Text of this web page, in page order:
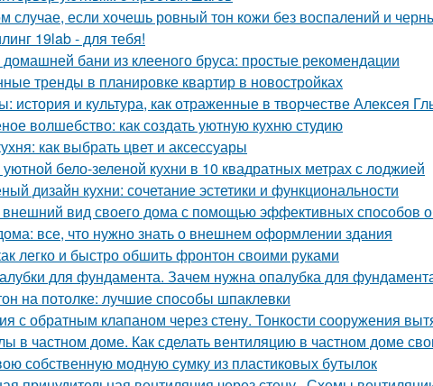
случае, если хочешь ровный тон кожи без воспалений и
19lab - для тебя!
бани из клееного бруса: простые рекомендации
тренды в планировке квартир в новостройках
история и культура, как отраженные в творчестве Алексея
волшебство: как создать уютную кухню студию
как выбрать цвет и аксессуары
бело-зеленой кухни в 10 квадратных метрах с лоджией
дизайн кухни: сочетание эстетики и функциональности
вид своего дома с помощью эффективных способов
все, что нужно знать о внешнем оформлении здания
легко и быстро обшить фронтон своими руками
для фундамента. Зачем нужна опалубка для
на потолке: лучшие способы шпаклевки
с обратным клапаном через стену. Тонкости сооружения
в частном доме. Как сделать вентиляцию в частном доме
собственную модную сумку из пластиковых бутылок